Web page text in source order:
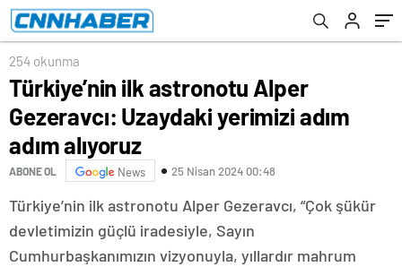
254 okunma
Türkiye’nin ilk astronotu Alper
Gezeravcı: Uzaydaki yerimizi adım
adım alıyoruz
ABONE OL News 25 Nisan 2024 00:48
Türkiye’nin ilk astronotu Alper Gezeravcı, “Çok şükür
devletimizin güçlü iradesiyle, Sayın
Cumhurbaşkanımızın vizyonuyla, yıllardır mahrum